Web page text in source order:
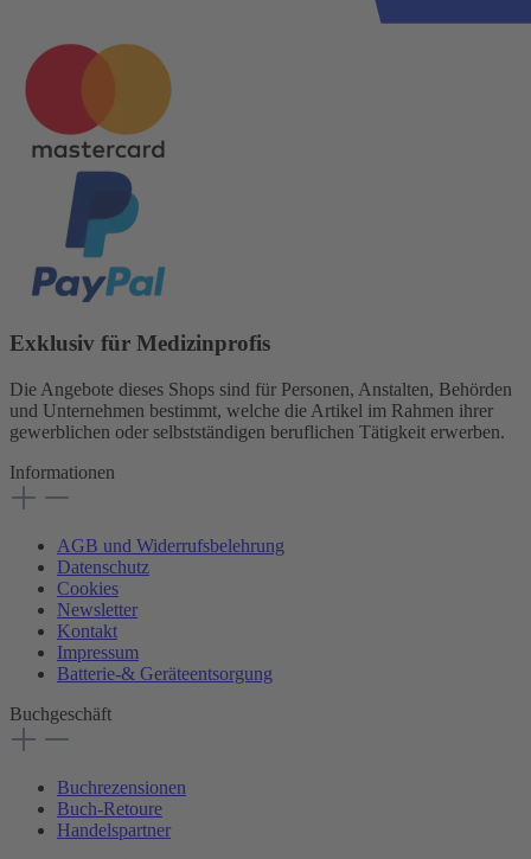
Exklusiv für Medizinprofis
Die Angebote dieses Shops sind für Personen, Anstalten, Behörden
und Unternehmen bestimmt, welche die Artikel im Rahmen ihrer
gewerblichen oder selbstständigen beruflichen Tätigkeit erwerben.
Informationen
AGB und Widerrufsbelehrung
Datenschutz
Cookies
Newsletter
Kontakt
Impressum
Batterie-& Geräteentsorgung
Buchgeschäft
Buchrezensionen
Buch-Retoure
Handelspartner